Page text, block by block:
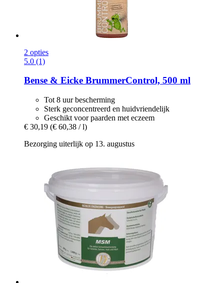
2 opties
5.0 (1)
Bense & Eicke BrummerControl, 500 ml
Tot 8 uur bescherming
Sterk geconcentreerd en huidvriendelijk
Geschikt voor paarden met eczeem
€ 30,19 (€ 60,38 / l)
Bezorging uiterlijk op 13. augustus